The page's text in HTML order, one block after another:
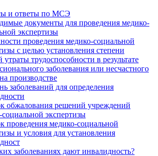
и ответы по МСЭ
документы для проведения медико-
экспертизы
проведения медико-социальной
с целью установления степени
утраты трудоспособности в результате
заболевания или несчастного
производстве
заболеваний для определения
обжалования решений учреждений
экспертизы
проведения медико-социальной
и условия для установления
заболеваниях дают инвалидность?